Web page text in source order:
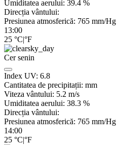
Umiditatea aerului: 39.4 %
Direcția vântului:
Presiunea atmosferică: 765 mm/Hg
13:00
25 °C|°F
Cer senin
Index UV: 6.8
Cantitatea de precipitații: mm
Viteza vântului: 5.2 m/s
Umiditatea aerului: 38.3 %
Direcția vântului:
Presiunea atmosferică: 765 mm/Hg
14:00
25 °C|°F